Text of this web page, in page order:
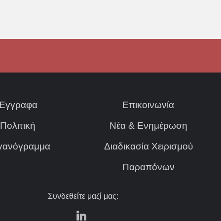
Πολιτική
Επικοινωνία
Νέα & Ενημέρωση
Διαδικασία Χειρισμού
Παραπόνων
Συνδεθείτε μαζί μας: